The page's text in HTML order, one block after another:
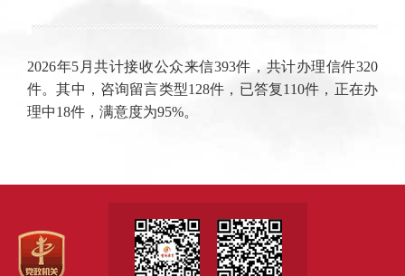
2026年5月共计接收公众来信393件，共计办理信件320
件。其中，咨询留言类型128件，已答复110件，正在办
理中18件，满意度为95%。